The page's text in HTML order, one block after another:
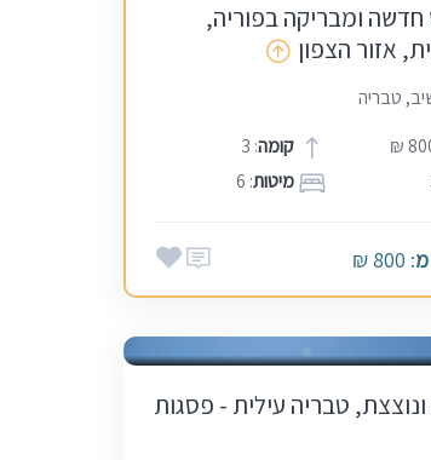
חדשה ומבריקה בפוריה,
אזור הצפון
טבריה
קומה: 3
מיטות: 6
: 800 ₪
טבריה עילית - פסגות